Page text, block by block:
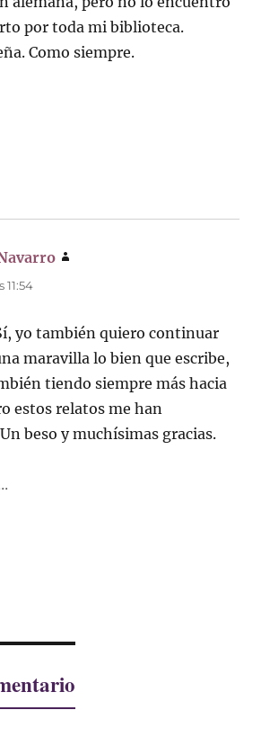
por toda mi biblioteca.
Como siempre.
11:54
yo también quiero continuar
maravilla lo bien que escribe,
tiendo siempre más hacia
estos relatos me han
beso y muchísimas gracias.